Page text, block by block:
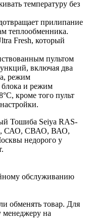
температуру без
прилипание
теплообменника.
Fresh, который
пультом
включая два
режим
блока и режим
кроме того пульт
Тошиба Seiya RAS-
САО, СВАО, ВАО,
недорого у
обслуживанию
обменять товар. Для
менеджеру на